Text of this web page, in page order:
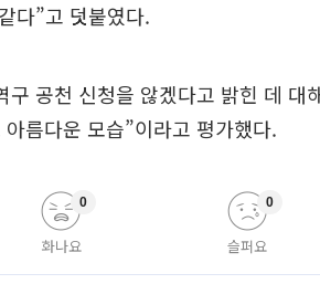
다”고 덧붙였다.
구 공천 신청을 않겠다고 밝힌 데 대
름다운 모습”이라고 평가했다.
화나요
0
슬퍼요
0